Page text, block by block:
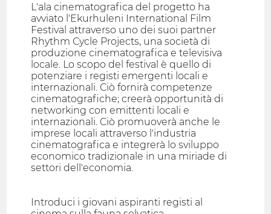
L'ala cinematografica del progetto ha
avviato l'Ekurhuleni International Film
Festival attraverso uno dei suoi partner
Rhythm Cycle Projects, una società di
produzione cinematografica e televisiva
locale. Lo scopo del festival è quello di
potenziare i registi emergenti locali e
internazionali. Ciò fornirà competenze
cinematografiche; creerà opportunità di
networking con emittenti locali e
internazionali. Ciò promuoverà anche le
imprese locali attraverso l'industria
cinematografica e integrerà lo sviluppo
economico tradizionale in una miriade di
settori dell'economia.
Introduci i giovani aspiranti registi al